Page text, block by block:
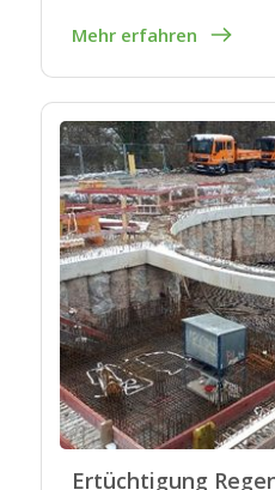
Mehr erfahren
Ertüchtigung